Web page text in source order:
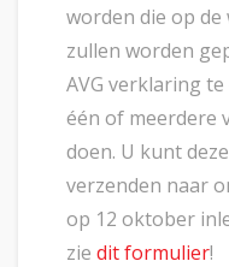
worden die op de
zullen worden
AVG verklaring
één of meerdere
doen. U kunt
verzenden naar
op 12 oktober
zie dit formulier!